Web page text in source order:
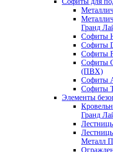
Гранд
Софиты
Софиты
Софиты
Софиты
(ПВХ)
Софиты
Софиты
Элементы
Гранд
Металл